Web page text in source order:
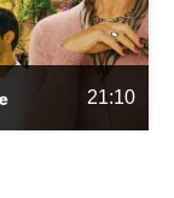
21:10